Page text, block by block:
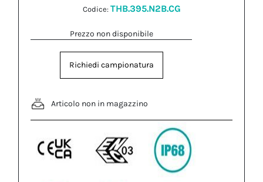
Codice: THB.395.N2B.CG
Prezzo non disponibile
Richiedi campionatura
Articolo non in magazzino